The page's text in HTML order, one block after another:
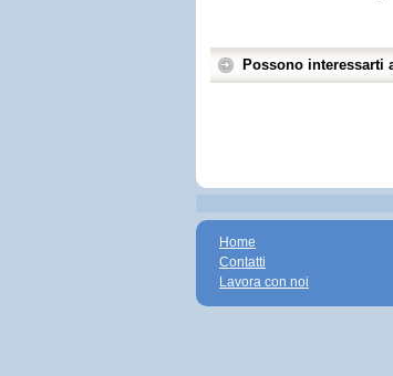
Possono interessarti
Home
Contatti
Lavora con noi